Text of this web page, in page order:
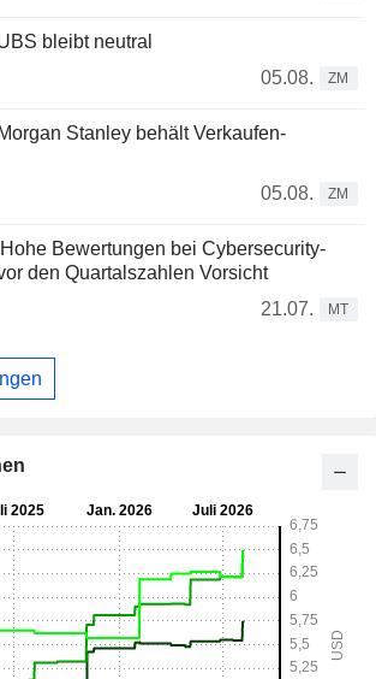
bleibt neutral
05.08.
ZM
Stanley behält Verkaufen-
05.08.
ZM
Bewertungen bei Cybersecurity-
den Quartalszahlen Vorsicht
21.07.
MT